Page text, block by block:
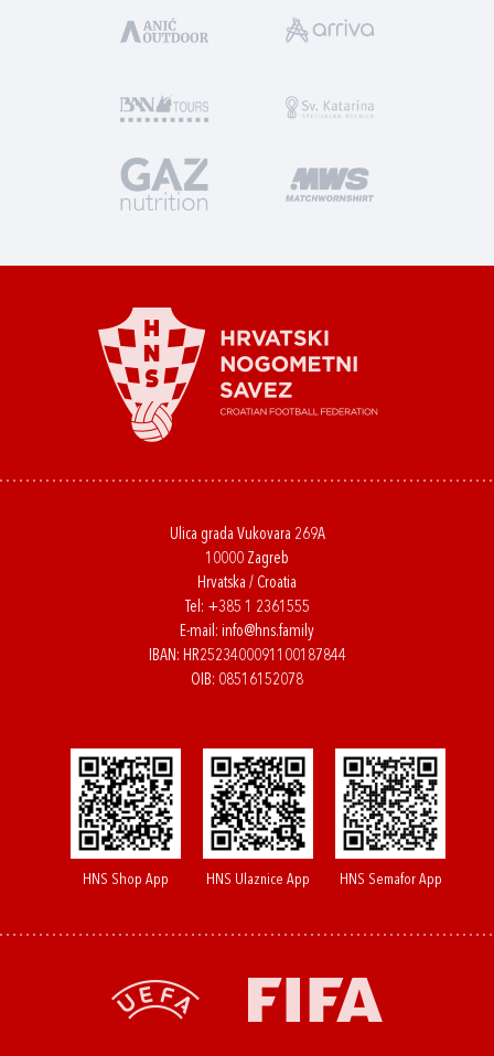
Ulica grada Vukovara 269A
10000 Zagreb
Hrvatska / Croatia
Tel: +385 1 2361555
E-mail: info@hns.family
IBAN: HR2523400091100187844
OIB: 08516152078
HNS Shop App HNS Ulaznice App HNS Semafor App